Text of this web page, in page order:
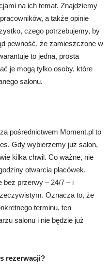
na ich temat. Znajdziemy
a także opinie
czego potrzebujemy, by
pewność, że zamieszczone w
to jedna, prosta
je mogą tylko osoby, które
salonu.
pośrednictwem Moment.pl to
Gdy wybierzemy już salon,
kilka chwil. Co ważne, nie
otwarcia placówek.
bez przerwy – 24/7 – i
Oznacza to, że
terminu, ten
salonu i nie będzie już
rezerwacji?